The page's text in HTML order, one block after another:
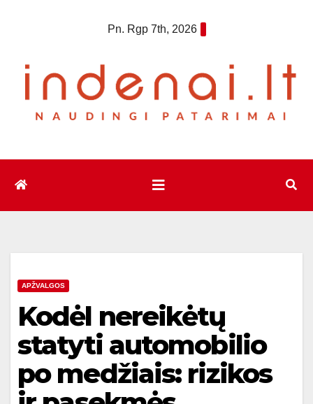
Pn. Rgp 7th, 2026
APŽVALGOS
Kodėl nereikėtų
statyti automobilio
po medžiais: rizikos